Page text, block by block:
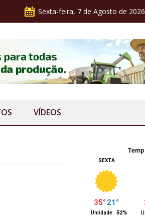
Sexta-feira, 7 de Agosto de 2026
VÍDEOS